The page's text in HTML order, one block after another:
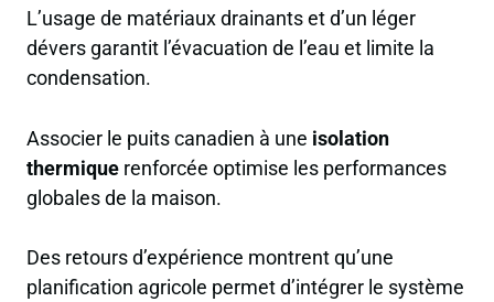
L’usage de matériaux drainants et d’un léger
dévers garantit l’évacuation de l’eau et limite la
condensation.
Associer le puits canadien à une isolation
thermique renforcée optimise les performances
globales de la maison.
Des retours d’expérience montrent qu’une
planification agricole permet d’intégrer le système